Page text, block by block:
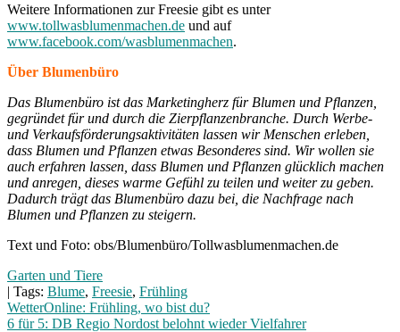
Weitere Informationen zur Freesie gibt es unter
www.tollwasblumenmachen.de und auf
www.facebook.com/wasblumenmachen.
Über Blumenbüro
Das Blumenbüro ist das Marketingherz für Blumen und Pflanzen,
gegründet für und durch die Zierpflanzenbranche. Durch Werbe-
und Verkaufsförderungsaktivitäten lassen wir Menschen erleben,
dass Blumen und Pflanzen etwas Besonderes sind. Wir wollen sie
auch erfahren lassen, dass Blumen und Pflanzen glücklich machen
und anregen, dieses warme Gefühl zu teilen und weiter zu geben.
Dadurch trägt das Blumenbüro dazu bei, die Nachfrage nach
Blumen und Pflanzen zu steigern.
Text und Foto: obs/Blumenbüro/Tollwasblumenmachen.de
Garten und Tiere
| Tags: Blume, Freesie, Frühling
Beitragsnavigation
WetterOnline: Frühling, wo bist du?
6 für 5: DB Regio Nordost belohnt wieder Vielfahrer